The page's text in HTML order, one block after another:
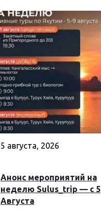
5 августа, 2026
Анонс мероприятий на
неделю Sulus_trip — с 5
Августа